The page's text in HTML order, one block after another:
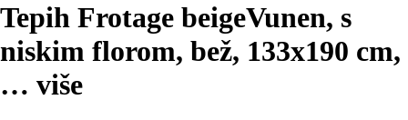
Tepih Frotage beigeVunen, s
niskim florom, bež, 133x190 cm,
… više